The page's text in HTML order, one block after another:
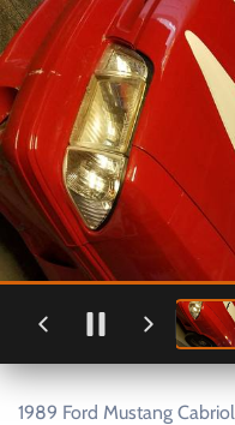
1989 Ford Mustang